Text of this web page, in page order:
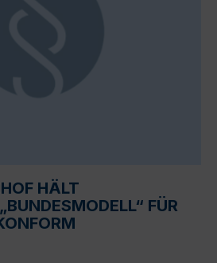
HÄLT
FÜR